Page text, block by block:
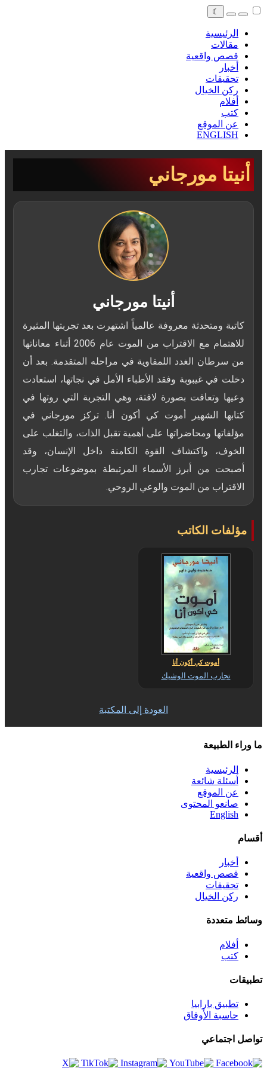
☾
الرئيسية
مقالات
قصص واقعية
أخبار
تحقيقات
ركن الخيال
أفلام
كتب
عن الموقع
ENGLISH
أنيتا مورجاني
أنيتا مورجاني
كاتبة ومتحدثة معروفة عالمياً اشتهرت بعد تجربتها المثيرة
للاهتمام مع الاقتراب من الموت عام 2006 أثناء معاناتها
من سرطان الغدد اللمفاوية في مراحله المتقدمة. بعد أن
دخلت في غيبوبة وفقد الأطباء الأمل في نجاتها، استعادت
وعيها وتعافت بصورة لافتة، وهي التجربة التي روتها في
كتابها الشهير أموت كي أكون أنا. تركز مورجاني في
مؤلفاتها ومحاضراتها على أهمية تقبل الذات، والتغلب على
الخوف، واكتشاف القوة الكامنة داخل الإنسان، وقد
أصبحت من أبرز الأسماء المرتبطة بموضوعات تجارب
الاقتراب من الموت والوعي الروحي.
مؤلفات الكاتب
أموت كي أكون أنا
تجارب الموت الوشيك
العودة إلى المكتبة
ما وراء الطبيعة
الرئيسية
أسئلة شائعة
عن الموقع
صانعو المحتوى
English
أقسام
أخبار
قصص واقعية
تحقيقات
ركن الخيال
وسائط متعددة
أفلام
كتب
تطبيقات
تطبيق بارابيا
حاسبة الأوفاق
تواصل اجتماعي